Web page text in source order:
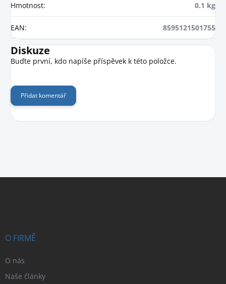
Hmotnost: 0.1 kg
EAN: 8595121501755
Diskuze
Buďte první, kdo napíše příspěvek k této položce.
Přidat komentář
O FIRMĚ
O nás
Naše články